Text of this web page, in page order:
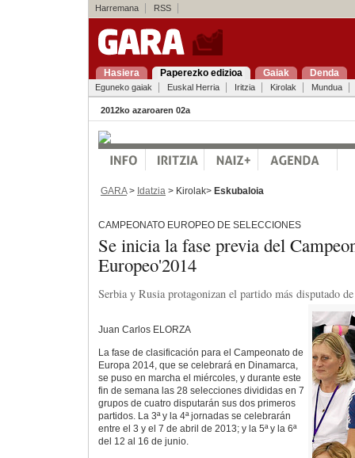
Harremana RSS
Hasiera Paperezko edizioa Gaiak Denda
Eguneko gaiak Euskal Herria Iritzia Kirolak Mundua
2012ko azaroaren 02a
GARA> Idatzia > Kirolak> Eskubaloia
CAMPEONATO EUROPEO DE SELECCIONES
Se inicia la fase previa del
Europeo'2014
Serbia y Rusia protagonizan el partido más disputado
Juan Carlos ELORZA
La fase de clasificación para el Campeonato de
Europa 2014, que se celebrará en Dinamarca,
se puso en marcha el miércoles, y durante este
fin de semana las 28 selecciones divididas en 7
grupos de cuatro disputarán sus dos primeros
partidos. La 3ª y la 4ª jornadas se celebrarán
entre el 3 y el 7 de abril de 2013; y la 5ª y la 6ª
del 12 al 16 de junio.